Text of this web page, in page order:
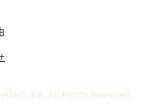
Inc. All Rights Reserved.